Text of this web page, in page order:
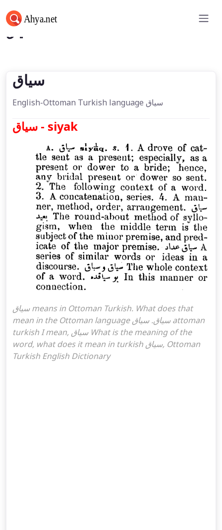
سياق
سياق
English-Ottoman Turkish language سياق
سياق - siyak
سياق means in Ottoman Turkish. What does that
mean in the Ottoman language سياق. سياق attoman
turkish I mean, سياق What is the meaning of the
word, what does it mean in turkish سياق, Ottoman
Turkish English Dictionary